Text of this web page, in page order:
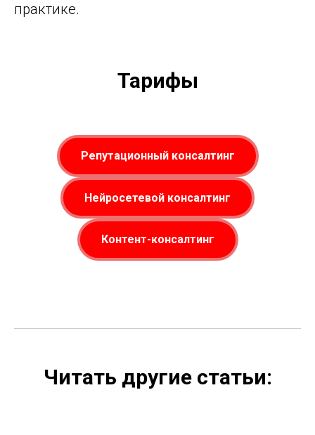
практике.
Тарифы
Репутационный консалтинг
Нейросетевой консалтинг
Контент-консалтинг
Читать другие статьи: